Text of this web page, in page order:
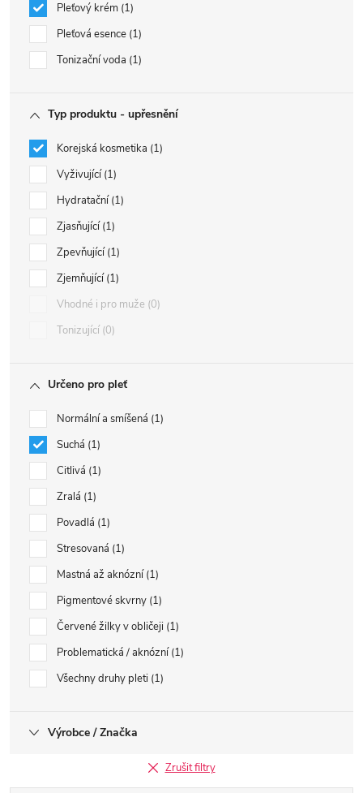
Pleťový krém 1
Pleťová esence 1
Tonizační voda 1
Typ produktu - upřesnění
Korejská kosmetika 1
Vyživující 1
Hydratační 1
Zjasňující 1
Zpevňující 1
Zjemňující 1
Vhodné i pro muže 0
Tonizující 0
Určeno pro pleť
Normální a smíšená 1
Suchá 1
Citlivá 1
Zralá 1
Povadlá 1
Stresovaná 1
Mastná až aknózní 1
Pigmentové skvrny 1
Červené žilky v obličeji 1
Problematická / aknózní 1
Všechny druhy pleti 1
Výrobce / Značka
Zrušit filtry